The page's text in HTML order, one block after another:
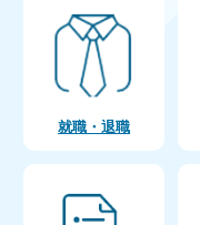
就職・退職